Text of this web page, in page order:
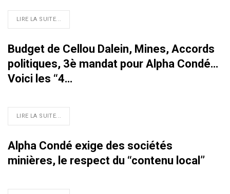
LIRE LA SUITE...
Budget de Cellou Dalein, Mines, Accords
politiques, 3è mandat pour Alpha Condé…
Voici les ‘‘4…
LIRE LA SUITE...
Alpha Condé exige des sociétés
minières, le respect du ‘‘contenu local’’